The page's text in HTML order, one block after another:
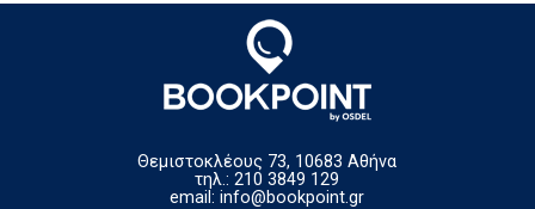
Θεμιστοκλέους 73, 10683 Αθήνα
τηλ.: 210 3849 129
email:info@bookpoint.gr